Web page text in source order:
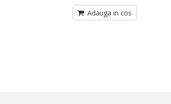
Adauga in cos